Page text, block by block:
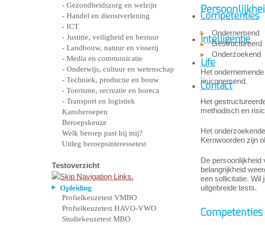
- Gezondheidszorg en welzijn
- Handel en dienstverlening
- ICT
- Justitie, veiligheid en bestuur
- Landbouw, natuur en visserij
- Media en communicatie
- Onderwijs, cultuur en wetenschap
- Techniek, productie en bouw
- Toerisme, recreatie en horeca
- Transport en logistiek
Kansberoepen
Beroepskeuze
Welk beroep past bij mij?
Uitleg beroepsinteressetest
Testoverzicht
Opleiding
Profielkeuzetest VMBO
Profielkeuzetest HAVO-VWO
Studiekeuzetest MBO
Competenties
Intelligentie
Life
Contact
Ondernemend
Gestructureerd
Onderzoekend
Het
risiconemend.
Het
methodisch en
Het
Kernwoorden zijn
De persoonlijkheid
belangrijkheid
een sollicitatie. Wil
uitgebreide tests.